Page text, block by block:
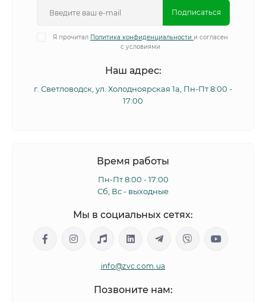
Подписаться
Я прочитал Политика конфиденциальности и согласен
с условиями
Наш адрес:
г. Светловодск, ул. Холодноярская 1а, Пн-Пт 8:00 -
17:00
Время работы
Пн-Пт 8:00 - 17:00
Сб, Вс - выходные
Мы в социальных сетях:
info@zvc.com.ua
Позвоните нам: